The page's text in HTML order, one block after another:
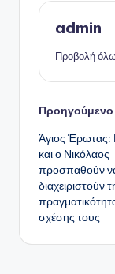
admin
Προβολή
Άγιος Έρωτας:
και ο Νικόλαος
προσπαθούν
διαχειριστούν
σχέσης τους